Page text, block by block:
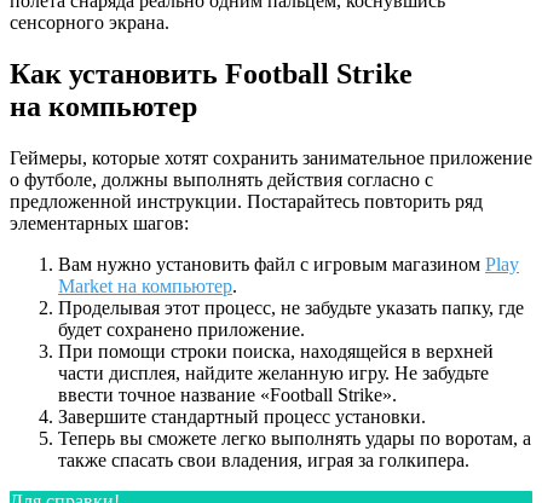
сенсорного экрана.
Как установить Football Strike
на компьютер
Геймеры, которые хотят сохранить занимательное приложение
о футболе, должны выполнять действия согласно с
предложенной инструкции. Постарайтесь повторить ряд
элементарных шагов:
Вам нужно установить файл с игровым магазином Play
Market на компьютер.
Проделывая этот процесс, не забудьте указать папку, где
будет сохранено приложение.
При помощи строки поиска, находящейся в верхней
части дисплея, найдите желанную игру. Не забудьте
ввести точное название «Football Strike».
Завершите стандартный процесс установки.
Теперь вы сможете легко выполнять удары по воротам, а
также спасать свои владения, играя за голкипера.